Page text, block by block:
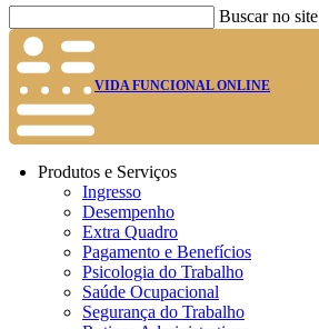
Buscar no site
VIDA FUNCIONAL ONLINE
Produtos e Serviços
Ingresso
Desempenho
Extra Quadro
Pagamento e Benefícios
Psicologia do Trabalho
Saúde Ocupacional
Segurança do Trabalho